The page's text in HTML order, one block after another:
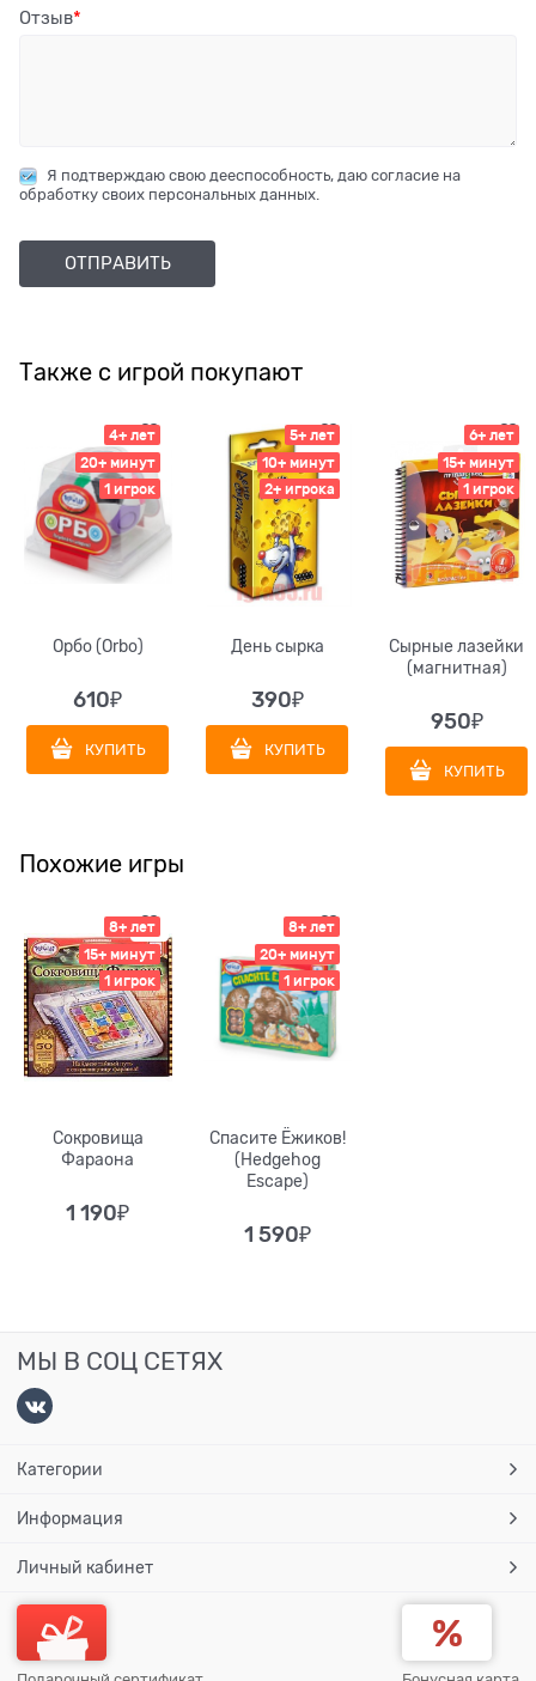
Отзыв
Я подтверждаю свою дееспособность, даю согласие на
обработку своих персональных данных.
Также с игрой покупают
4+ лет
20+ минут
1 игрок
Орбо (Orbo)
610₽
КУПИТЬ
5+ лет
10+ минут
2+ игрока
День сырка
390₽
КУПИТЬ
6+ лет
15+ минут
1 игрок
Сырные лазейки
(магнитная)
950₽
КУПИТЬ
Похожие игры
8+ лет
15+ минут
1 игрок
Сокровища
Фараона
1 190₽
8+ лет
20+ минут
1 игрок
Спасите Ёжиков!
(Hedgehog
Escape)
1 590₽
МЫ В СОЦ СЕТЯХ
Категории
Информация
Личный кабинет